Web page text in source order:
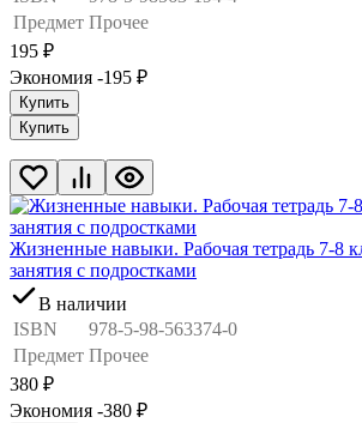
Предмет Прочее
195 ₽
Экономия -195 ₽
Купить
Купить
Жизненные навыки. Рабочая тетрадь 7-8
занятия с подростками
В наличии
ISBN
978-5-98-563374-0
Предмет Прочее
380 ₽
Экономия -380 ₽